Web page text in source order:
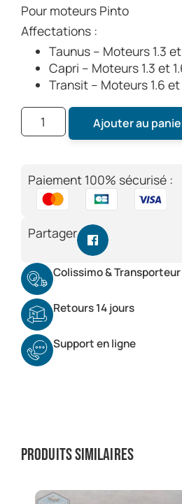
Pour moteurs Pinto
Affectations :
Taunus – Moteurs 1.3 et
Capri – Moteurs 1.3 et
Transit – Moteurs 1.6
Ajouter au
Paiement 100% sécurisé :
Partager
Colissimo &
Retours 14 jours
Support en ligne
Produits similaires